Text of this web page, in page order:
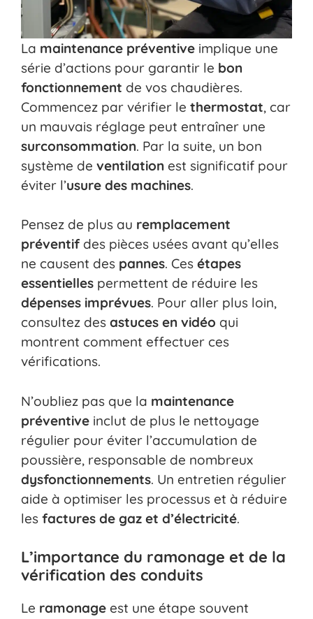
La maintenance préventive implique une
série d’actions pour garantir le bon
fonctionnement de vos chaudières.
Commencez par vérifier le thermostat, car
un mauvais réglage peut entraîner une
surconsommation. Par la suite, un bon
système de ventilation est significatif pour
éviter l’usure des machines.
Pensez de plus au remplacement
préventif des pièces usées avant qu’elles
ne causent des pannes. Ces étapes
essentielles permettent de réduire les
dépenses imprévues. Pour aller plus loin,
consultez des astuces en vidéo qui
montrent comment effectuer ces
vérifications.
N’oubliez pas que la maintenance
préventive inclut de plus le nettoyage
régulier pour éviter l’accumulation de
poussière, responsable de nombreux
dysfonctionnements. Un entretien régulier
aide à optimiser les processus et à réduire
les factures de gaz et d’électricité.
L’importance du ramonage et de la
vérification des conduits
Le ramonage est une étape souvent